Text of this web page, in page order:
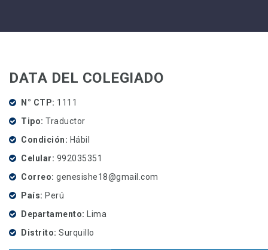
DATA DEL COLEGIADO
N° CTP
1111
Tipo Traductor
Condición
Hábil
Celular
992035351
Correo genesishe18@gmail.com
País Perú
Departamento Lima
Distrito Surquillo